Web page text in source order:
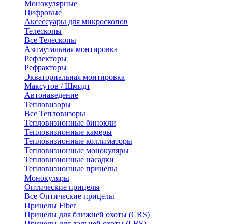
Монокулярные
Цифровые
Аксессуары для микроскопов
Телескопы
Все Телескопы
Азимутальная монтировка
Рефлекторы
Рефракторы
Экваториальная монтировка
Максутов / Шмидт
Автонаведение
Тепловизоры
Все Тепловизоры
Тепловизионные бинокли
Тепловизионные камеры
Тепловизионные коллиматоры
Тепловизионные монокуляры
Тепловизионные насадки
Тепловизионные прицелы
Монокуляры
Оптические прицелы
Все Оптические прицелы
Прицелы Fiber
Прицелы для ближней охоты (CRS)